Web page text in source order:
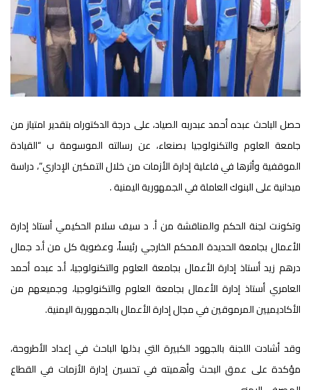
حصل الباحث عبده أحمد عبدربه الصياد، على درجة الدكتوراه بتقدير امتياز من
جامعة العلوم والتكنولوجيا بصنعاء، عن رسالته الموسومة ب “القيادة
الموقفية وأثرها في فاعلية إدارة الأزمات من خلال التمكين الإداري”، دراسة
ميدانية على البنوك العاملة في الجمهورية اليمنية .
وتكونت لجنة الحكم والمناقشة من أ. د سيف سلام الحكيمي أستاذ إدارة
الأعمال بجامعة الحديدة المحكم الخارجي رئيساً، وعضوية كل من أ.د جمال
درهم زيد أستاذ إدارة الأعمال بجامعة العلوم والتكنولوجيا، أ.د عبده أحمد
العامري أستاذ إدارة الأعمال بجامعة العلوم والتكنولوجيا، وجميعهم من
الأكاديميين المرموقين في مجال إدارة الأعمال بالجمهورية اليمنية.
وقد أشادت اللجنة بالجهود الكبيرة التي بذلها الباحث في إعداد الأطروحة،
مؤكدة على عمق البحث وأهميته في تحسين إدارة الأزمات في القطاع